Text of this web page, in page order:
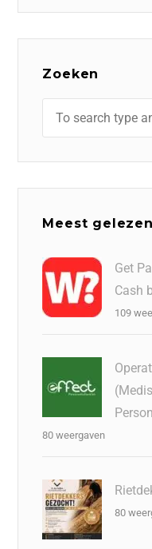
Zoeken
Meest gelezen
Get
Cash
109
80 weergaven
80